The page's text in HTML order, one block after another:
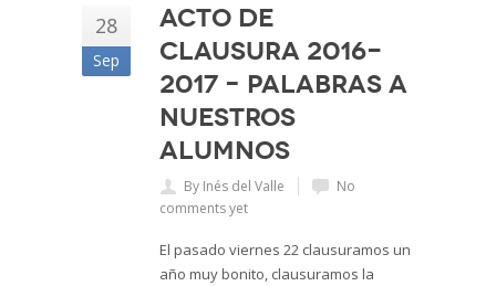
28
Sep
Acto de
Clausura 2016-
2017 – Palabras a
nuestros
alumnos
By Inés del Valle
No
comments yet
El pasado viernes 22 clausuramos un
año muy bonito, clausuramos la